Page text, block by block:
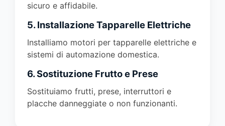
sicuro e affidabile.
5. Installazione Tapparelle Elettriche
Installiamo motori per tapparelle elettriche e
sistemi di automazione domestica.
6. Sostituzione Frutto e Prese
Sostituiamo frutti, prese, interruttori e
placche danneggiate o non funzionanti.